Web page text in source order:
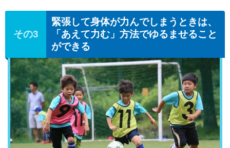
緊張して身体が力んでしまうときは、
「あえて力む」方法でゆるませること
ができる